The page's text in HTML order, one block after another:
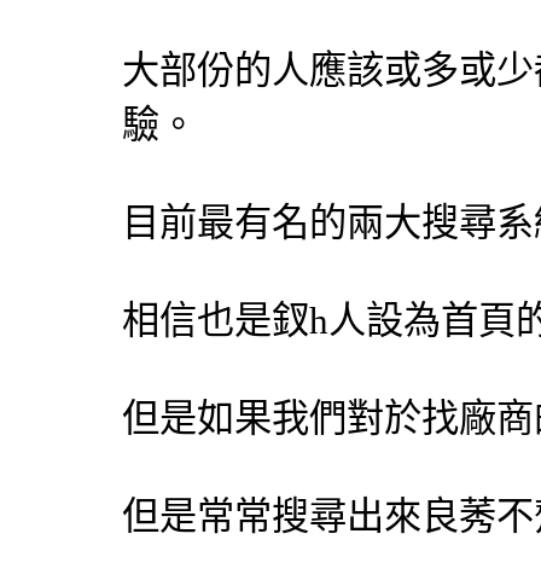
大部份的人應該或多或
驗。
目前最有名的兩大搜尋
相信也是釵h人設為首頁
但是如果我們對於找廠
但是常常搜尋出來良莠